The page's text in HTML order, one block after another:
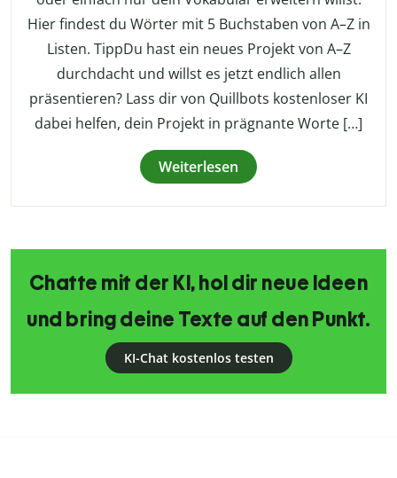
Hier findest du Wörter mit 5 Buchstaben von A–Z in
Listen. TippDu hast ein neues Projekt von A–Z
durchdacht und willst es jetzt endlich allen
präsentieren? Lass dir von Quillbots kostenloser KI
dabei helfen, dein Projekt in prägnante Worte […]
Weiterlesen
Chatte mit der KI, hol dir neue Ideen
und bring deine Texte auf den Punkt.
KI-Chat kostenlos testen